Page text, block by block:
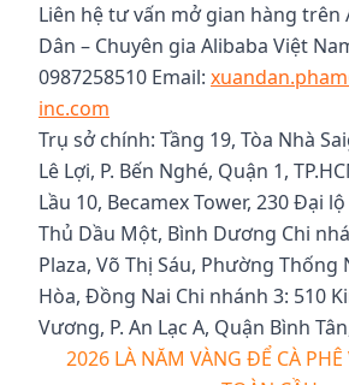
Liên hệ tư vấn mở gian hàng trên
Dân – Chuyên gia Alibaba Việt
0987258510 Email:
inc.com
Trụ sở chính: Tầng 19, Tòa Nhà
Lê Lợi, P. Bến Nghé, Quận 1,
Lầu 10, Becamex Tower, 230 Đại
Thủ Dầu Một, Bình Dương Chi
Plaza, Võ Thị Sáu, Phường Thống
Hòa, Đồng Nai Chi nhánh 3: 510
Vương, P. An Lạc A, Quận Bình
2026 LÀ NĂM VÀNG ĐỂ CÀ PHÊ